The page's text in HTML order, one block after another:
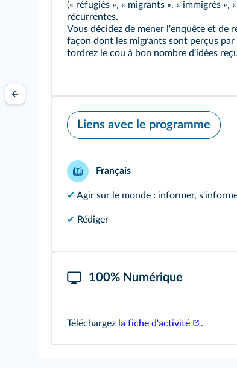
(« réfugiés », « migrants », « immigrés »,
récurrentes.
Vous décidez de mener l'enquête et de
façon dont les migrants sont perçus
tordrez le cou à bon nombre d'idées
Liens avec le programme
Français
✔ Agir sur le monde : informer,
✔ Rédiger
100% Numérique
Téléchargez la fiche d'activité .